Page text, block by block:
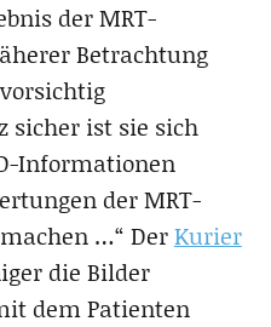
der MRT-
Betrachtung
sicher ist sie sich
Informationen
der MRT-
…“ DerKurier
die Bilder
dem Patienten